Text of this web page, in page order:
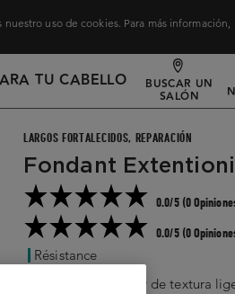
uso de cookies. Para más información,
TU CABELLO BUSCAR UN
SALÓN
LARGOS FORTALECIDOS, REPARACIÓN
Fondant
0.0/5 (0
0.0/5 (0
Résistance
Este acondicionador de textura